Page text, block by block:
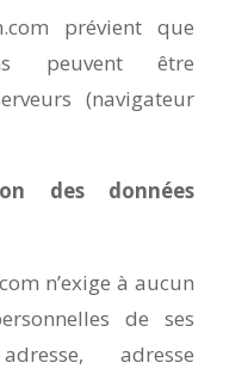
prévient que
peuvent être
(navigateur
des données
n’exige à aucun
de ses
adresse